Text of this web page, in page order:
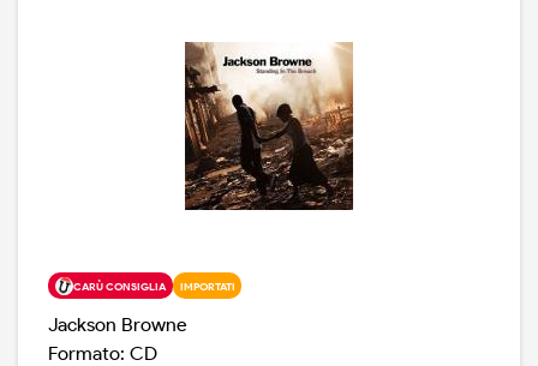
CARÙ CONSIGLIA IMPORTATI
Jackson Browne
Formato: CD